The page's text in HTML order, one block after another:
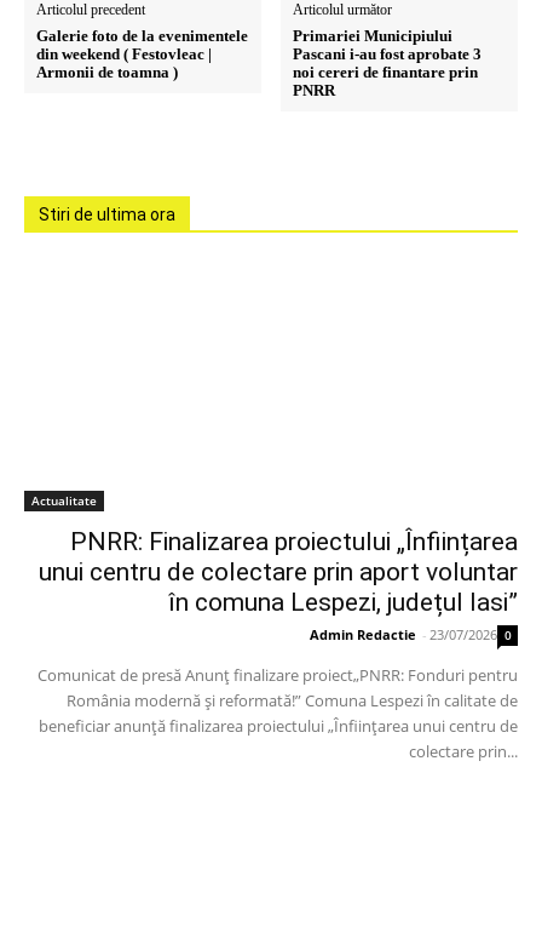
Articolul precedent
Galerie foto de la evenimentele
din weekend ( Festovleac |
Armonii de toamna )
Articolul următor
Primariei Municipiului
Pascani i-au fost aprobate 3
noi cereri de finantare prin
PNRR
Stiri de ultima ora
Actualitate
PNRR: Finalizarea proiectului „Înființarea
unui centru de colectare prin aport voluntar
în comuna Lespezi, județul Iasi”
Admin Redactie - 23/07/2026 0
Comunicat de presă Anunț finalizare proiect„PNRR: Fonduri pentru
România modernă și reformată!” Comuna Lespezi în calitate de
beneficiar anunță finalizarea proiectului „Înființarea unui centru de
colectare prin...